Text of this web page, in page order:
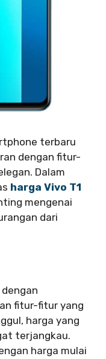
terbaru
dengan fitur-
Dalam
harga Vivo T1
mengenai
dari
fitur-fitur yang
harga yang
terjangkau.
harga mulai